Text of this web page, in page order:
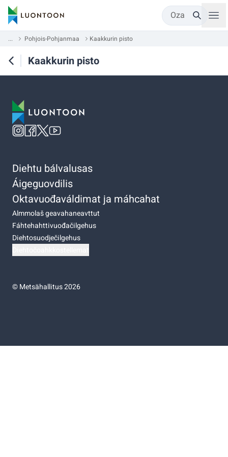
Oza
... Pohjois-Pohjanmaa Kaakkurin pisto
Kaakkurin pisto
Diehtu bálvalusas
Áigeguovdilis
Oktavuođaváldimat ja máhcahat
Almmolaš geavahaneavttut
Fáhtehahttivuođačilgehus
Diehtosuodječilgehus
©Metsähallitus 2026